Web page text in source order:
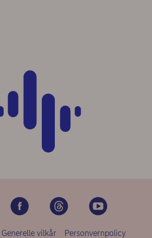
Generelle vilkår Personvernpolicy